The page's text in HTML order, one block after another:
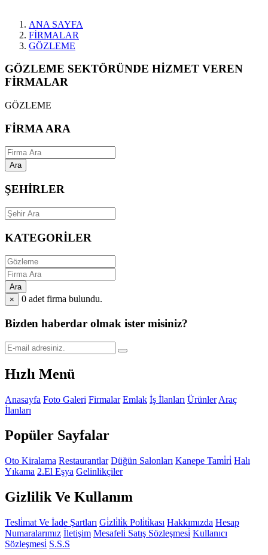
ANA SAYFA
FİRMALAR
GÖZLEME
GÖZLEME SEKTÖRÜNDE HİZMET VEREN
FİRMALAR
GÖZLEME
FİRMA ARA
Ara
ŞEHİRLER
KATEGORİLER
Ara
×
0 adet firma bulundu.
Bizden haberdar olmak ister misiniz?
Hızlı Menü
Anasayfa Foto Galeri Firmalar Emlak İş İlanları Ürünler Araç
İlanları
Popüler Sayfalar
Oto Kiralama Restaurantlar Düğün Salonları Kanepe Tami̇ri̇ Halı
Yıkama 2.El Eşya Gelinlikçiler
Gizlilik Ve Kullanım
Tesli̇mat Ve İade Şartları Gi̇zli̇li̇k Poli̇ti̇kası Hakkımızda Hesap
Numaralarımız İletişim Mesafeli̇ Satış Sözleşmesi̇ Kullanıcı
Sözleşmesi̇ S.S.S